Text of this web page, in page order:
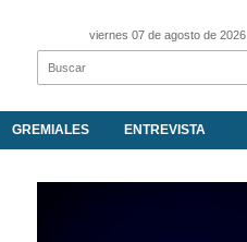
viernes 07 de agosto de 2026
GREMIALES ENTREVISTA